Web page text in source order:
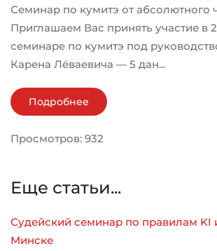
Семинар по кумитэ от абсолютного
Приглашаем Вас принять участие в
семинаре по кумитэ под
Карена Лёваевича — 5 дан...
Подробнее
Просмотров: 932
Еще статьи...
Судейский семинар по правилам KI
Минске